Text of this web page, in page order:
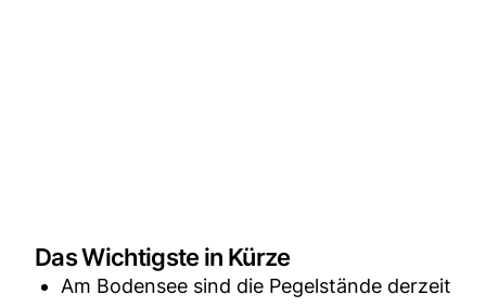
Das Wichtigste in Kürze
Am Bodensee sind die Pegelstände derzeit